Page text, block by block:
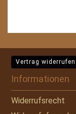
Vertrag widerrufen
Informationen
Widerrufsrecht